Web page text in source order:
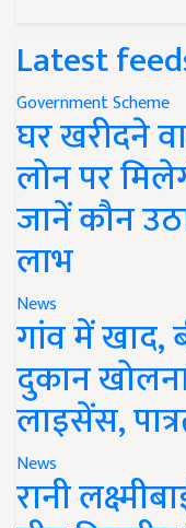
Latest
Government Scheme
घर खरीदने
लोन पर
जानें कौन
लाभ
News
गांव में
दुकान
लाइसेंस,
News
रानी